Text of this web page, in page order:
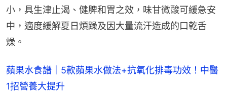
小，具生津止渴、健脾和胃之效，味甘微酸可緩急安
中，適度緩解夏日煩躁及因大量流汗造成的口乾舌
燥。
蘋果水食譜｜5款蘋果水做法+抗氧化排毒功效！中醫
1招營養大提升